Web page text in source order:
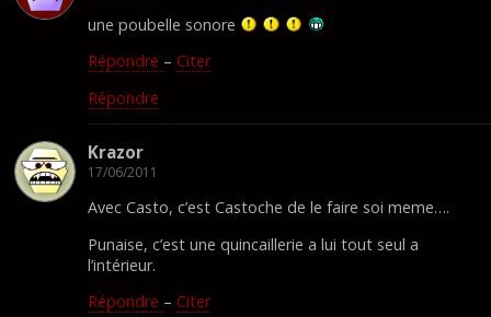
une poubelle sonore
Répondre – Citer
Répondre
Krazor
17/06/2011
Avec Casto, c’est Castoche de le faire soi meme….
Punaise, c’est une quincaillerie a lui tout seul a
l’intérieur.
Répondre – Citer